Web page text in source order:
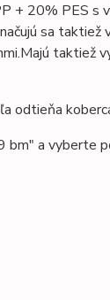
+ 20% PES s
sa taktiež
Majú taktiež
odtieňa
a vyberte